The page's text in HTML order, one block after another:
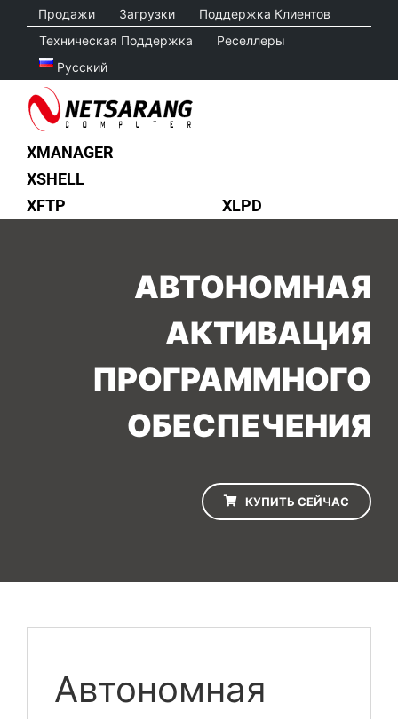
content
Продажи Загрузки
Поддержка Клиентов
Техническая Поддержка
Реселлеры
Русский
XMANAGER
XSHELL
XFTP
XLPD
АВТОНОМНАЯ
АКТИВАЦИЯ
ПРОГРАММНОГО
ОБЕСПЕЧЕНИЯ
КУПИТЬ СЕЙЧАС
Автономная